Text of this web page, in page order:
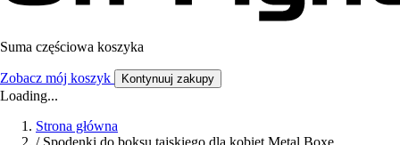
Suma częściowa koszyka
Zobacz mój koszyk Kontynuuj zakupy
Loading...
Strona główna